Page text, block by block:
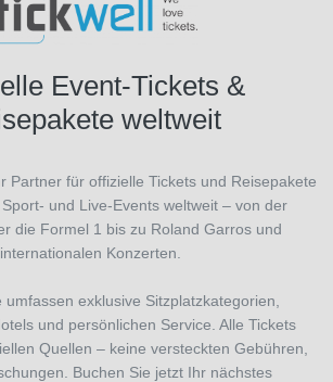
Event-Tickets &
weltweit
Partner für offizielle Tickets und Reisepakete
und Live-Events weltweit – von der
die Formel 1 bis zu Roland Garros und
internationalen Konzerten.
umfassen exklusive Sitzplatzkategorien,
und persönlichen Service. Alle Tickets
Quellen – keine versteckten Gebühren,
Buchen Sie jetzt Ihr nächstes